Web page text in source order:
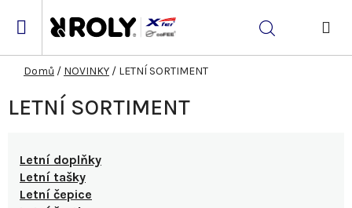
Hledat
Domů / NOVINKY / LETNÍ SORTIMENT
LETNÍ SORTIMENT
Letní doplňky
Letní tašky
Letní čepice